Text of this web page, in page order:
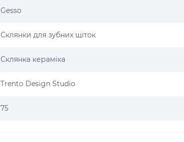
Gesso
Склянки для зубних щіток
Склянка кераміка
Trento Design Studio
75